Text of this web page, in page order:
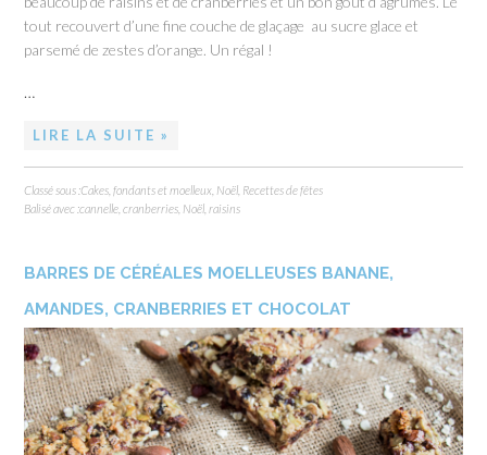
tout recouvert d’une fine couche de glaçage au sucre glace et
parsemé de zestes d’orange. Un régal !
…
LIRE LA SUITE »
Classé sous :Cakes, fondants et moelleux Noël Recettes de fêtes
Balisé avec :cannelle ,cranberries Noël ,raisins
BARRES DE CÉRÉALES MOELLEUSES BANANE,
AMANDES, CRANBERRIES ET CHOCOLAT